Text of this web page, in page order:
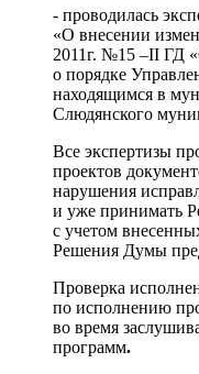
- проводилась
«О внесении
2011г. №15 –II ГД
о порядке
находящимся в
Слюдянского
Все экспертизы
проектов
нарушения
и уже принимать
с учетом
Решения Думы
Проверка
по исполнению
во время
программ.